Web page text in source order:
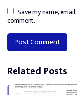
Save my name,
comment.
Alternative:
Related Posts